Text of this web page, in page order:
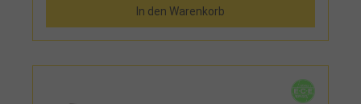
In den Warenkorb